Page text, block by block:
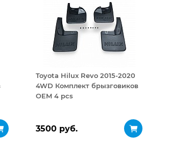
Toyota Hilux Revo 2015-2020
4WD Комплект брызговиков
OEM 4 pcs
3500 руб.